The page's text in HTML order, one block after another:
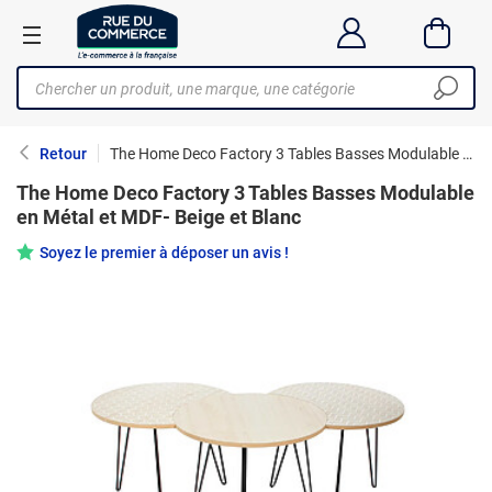
Retour The Home Deco Factory 3 Tables Basses Modulable en Métal et MDF- Beige et Blanc
The Home Deco Factory 3 Tables Basses Modulable
en Métal et MDF- Beige et Blanc
Soyez le premier à déposer un avis !